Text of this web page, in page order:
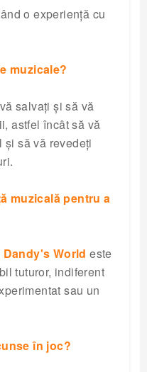
o experiență cu
muzicale?
salvați și să vă
astfel încât să vă
și să vă revedeți
muzicală pentru a
World este
tuturor, indiferent
sau un
în joc?